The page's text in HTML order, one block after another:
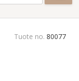
Tuote no. 80077